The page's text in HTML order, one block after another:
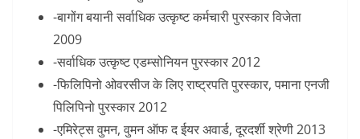
-बागोंग बयानी सर्वाधिक उत्कृष्ट कर्मचारी पुरस्कार विजेता
2009
-सर्वाधिक उत्कृष्ट एडम्सोनियन पुरस्कार 2012
-फिलिपिनो ओवरसीज के लिए राष्ट्रपति पुरस्कार, पमाना एनजी
पिलिपिनो पुरस्कार 2012
-एमिरेट्स वुमन, वुमन ऑफ द ईयर अवार्ड, दूरदर्शी श्रेणी 2013